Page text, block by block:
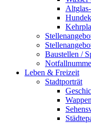
Baustellen /
Leben & Freizeit
Stadtporträt
Wappen